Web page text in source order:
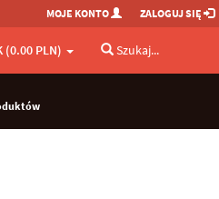
MOJE KONTO ZALOGUJ SIĘ
(0.00 PLN) Szukaj...